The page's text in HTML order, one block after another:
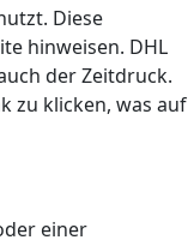
Diese
hinweisen. DHL
der Zeitdruck.
zu klicken, was auf
einer